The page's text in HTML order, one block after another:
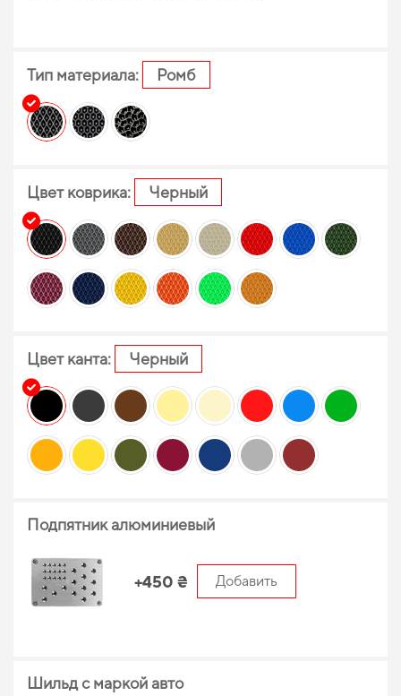
Тип материала: Ромб
Цвет коврика: Черный
Цвет канта: Черный
Подпятник алюминиевый
+450 ₴ Добавить
Шильд с маркой авто